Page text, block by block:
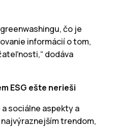
čo je
informácií o tom,
dodáva
ESG ešte nerieši
sociálne aspekty a
trendom,